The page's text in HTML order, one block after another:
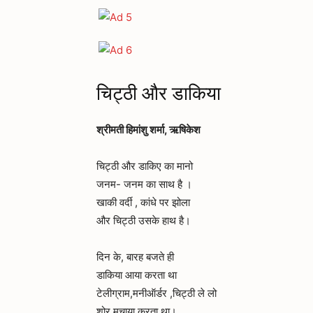
चिट्ठी और डाकिया
श्रीमती हिमांशु शर्मा, ऋषिकेश
चिट्ठी और डाकिए का मानो
जनम- जनम का साथ है ।
खाकी वर्दी , कांधे पर झोला
और चिट्ठी उसके हाथ है।
दिन के, बारह बजते ही
डाकिया आया करता था
टेलीग्राम,मनीऑर्डर ,चिट्ठी ले लो